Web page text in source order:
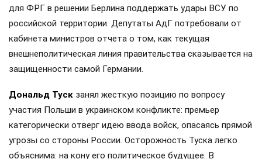
для ФРГ в решении Берлина поддержать удары ВСУ по
российской территории. Депутаты АдГ потребовали от
кабинета министров отчета о том, как текущая
внешнеполитическая линия правительства сказывается на
защищенности самой Германии.
Дональд Туск занял жесткую позицию по вопросу
участия Польши в украинском конфликте: премьер
категорически отверг идею ввода войск, опасаясь прямой
угрозы со стороны России. Осторожность Туска легко
объяснима: на кону его политическое будущее. В